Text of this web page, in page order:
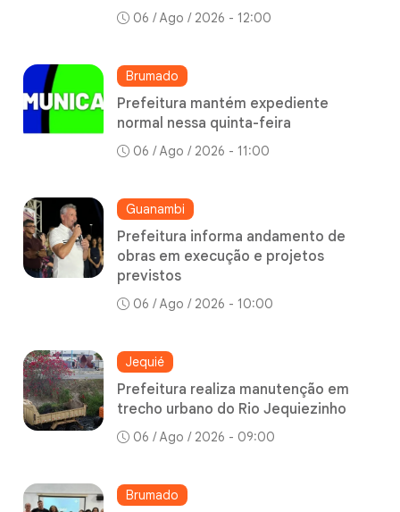
06 / Ago / 2026 - 12:00
Brumado
Prefeitura mantém expediente
normal nessa quinta-feira
06 / Ago / 2026 - 11:00
Guanambi
Prefeitura informa andamento de
obras em execução e projetos
previstos
06 / Ago / 2026 - 10:00
Jequié
Prefeitura realiza manutenção em
trecho urbano do Rio Jequiezinho
06 / Ago / 2026 - 09:00
Brumado